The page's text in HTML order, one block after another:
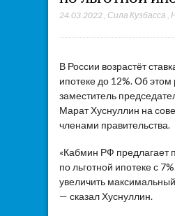
24.03.2022, Сила Кузбасса
В России возрастёт
ипотеке до 12%. Об этом
заместитель
Марат Хуснуллин на
членами правительства.
«Кабмин РФ предлагает
по льготной ипотеке с
увеличить
— сказал Хуснуллин.